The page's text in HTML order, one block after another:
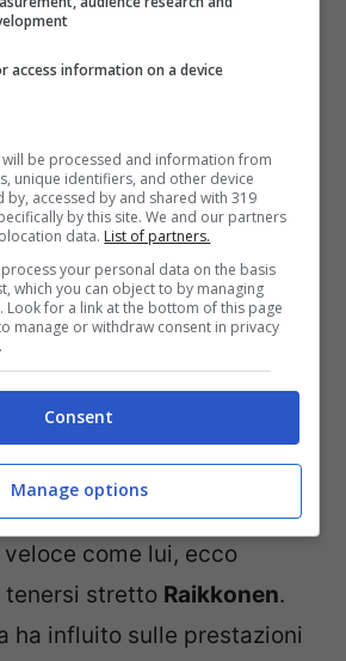
campionato
“Vettelè veloce,
quando ha qualcuno
come lui, ecco
tenersi stretto Raikkonen.
ha influito sulle prestazioni
access information on a device
be processed and information from
unique identifiers, and other device
by, accessed by and shared with 319
by this site. We and our partners
data. List of partners.
your personal data on the basis
which you can object to by managing
for a link at the bottom of this page
manage or withdraw consent in privacy
Consent
Manage options